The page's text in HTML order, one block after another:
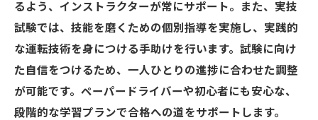
るよう、インストラクターが常にサポート。また、実技
試験では、技能を磨くための個別指導を実施し、実践的
な運転技術を身につける手助けを行います。試験に向け
た自信をつけるため、一人ひとりの進捗に合わせた調整
が可能です。ペーパードライバーや初心者にも安心な、
段階的な学習プランで合格への道をサポートします。